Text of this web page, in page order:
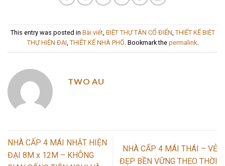
This entry was posted in Bài viết, BIỆT THỰ TÂN CỔ ĐIỂN, THIẾT KẾ BIỆT
THỰ HIỆN ĐẠI, THIẾT KẾ NHÀ PHỐ. Bookmark the permalink.
TWO AU
NHÀ CẤP 4 MÁI NHẬT HIỆN
ĐẠI 8M x 12M – KHÔNG
NHÀ CẤP 4 MÁI THÁI – VẺ
ĐẸP BỀN VỮNG THEO THỜI